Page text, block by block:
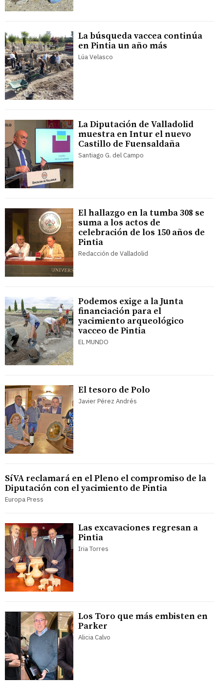
La búsqueda vaccea continúa
en Pintia un año más
Lúa Velasco
La Diputación de Valladolid
muestra en Intur el nuevo
Castillo de Fuensaldaña
Santiago G. del Campo
El hallazgo en la tumba 308 se
suma a los actos de
celebración de los 150 años de
Pintia
Redacción de Valladolid
Podemos exige a la Junta
financiación para el
yacimiento arqueológico
vacceo de Pintia
EL MUNDO
El tesoro de Polo
Javier Pérez Andrés
SíVA reclamará en el Pleno el compromiso de la
Diputación con el yacimiento de Pintia
Europa Press
Las excavaciones regresan a
Pintia
Iria Torres
Los Toro que más embisten en
Parker
Alicia Calvo